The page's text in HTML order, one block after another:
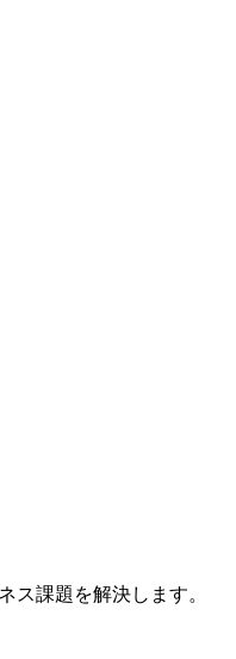
ス課題を解決します。